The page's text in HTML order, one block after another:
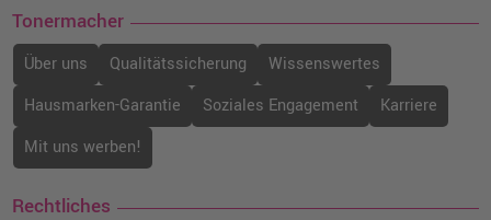
Tonermacher
Über uns Qualitätssicherung
Wissenswertes
Hausmarken-Garantie
Soziales Engagement
Karriere
Mit uns werben!
Rechtliches